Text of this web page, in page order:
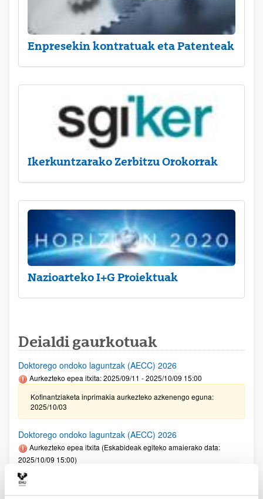
Enpresekin kontratuak eta Patenteak
Ikerkuntzarako Zerbitzu Orokorrak
Nazioarteko I+G Proiektuak
Deialdi gaurkotuak
Doktorego ondoko laguntzak (AECC) 2026
Aurkezteko epea itxita: 2025/09/11 - 2025/10/09 15:00
Kofinantziaketa inprimakia aurkezteko azkenengo eguna:
2025/10/03
Doktorego ondoko laguntzak (AECC) 2026
Aurkezteko epea itxita (Eskabideak egiteko amaierako data:
2025/10/09 15:00)